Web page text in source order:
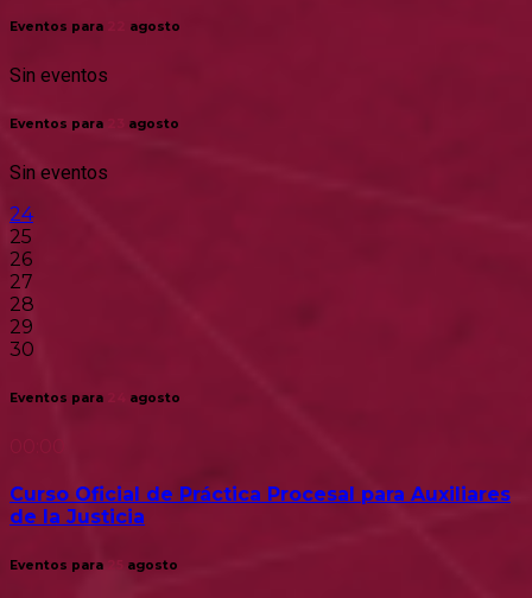
Eventos para agosto
Sin eventos
Eventos para agosto
Sin eventos
24
25
26
27
28
29
30
Eventos para agosto
Curso Oficial de Práctica Procesal para Auxiliares
de la Justicia
Eventos para agosto